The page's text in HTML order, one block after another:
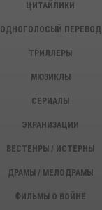
ЦИТАЙЛИКИ
ОДНОГОЛОСЫЙ ПЕРЕВОД
ТРИЛЛЕРЫ
МЮЗИКЛЫ
СЕРИАЛЫ
ЭКРАНИЗАЦИИ
ВЕСТЕНРЫ / ИСТЕРНЫ
ДРАМЫ / МЕЛОДРАМЫ
ФИЛЬМЫ О ВОЙНЕ